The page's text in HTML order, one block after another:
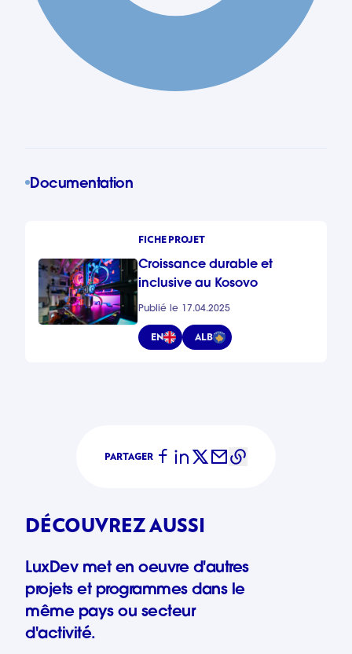
Documentation
FICHE PROJET
Croissance durable et
inclusive au Kosovo
Publié le 17.04.2025
EN ALB
PARTAGER
DÉCOUVREZ AUSSI
LuxDev met en oeuvre d'autres
projets et programmes dans le
même pays ou secteur
d'activité.